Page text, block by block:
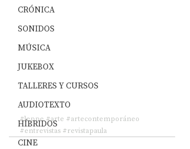
CRÓNICA
SONIDOS
MÚSICA
JUKEBOX
TALLERES Y CURSOS
AUDIOTEXTO
HÍBRIDOS
CINE
#leppe #arte #artecontemporáneo
#entrevistas #revistapaula